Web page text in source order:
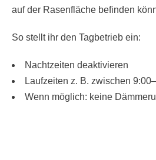
auf der Rasenfläche befinden
So stellt ihr den Tagbetrieb ein:
Nachtzeiten deaktivieren
Laufzeiten z. B. zwischen
Wenn möglich: keine